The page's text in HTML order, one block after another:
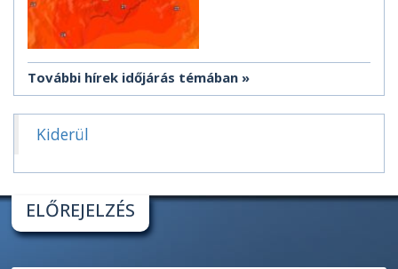
További hírek időjárás témában
Kiderül
ELŐREJELZÉS